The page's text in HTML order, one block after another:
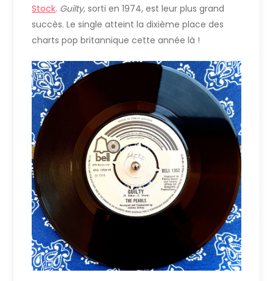
Stock. Guilty,sorti en 1974, est leur plus grand
succès. Le single atteint la dixième place des
charts pop britannique cette année là !